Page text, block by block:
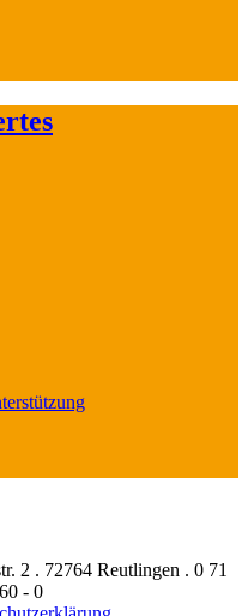
2 . 72764 Reutlingen . 0 71
- 0